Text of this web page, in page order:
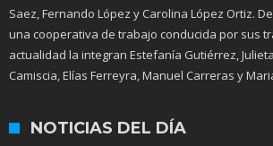
Saez, Fernando López y Carolina López Ortiz.
una cooperativa de trabajo conducida por sus
actualidad la integran Estefanía Gutiérrez,
Camiscia, Elías Ferreyra, Manuel Carreras y
NOTICIAS DEL DÍA